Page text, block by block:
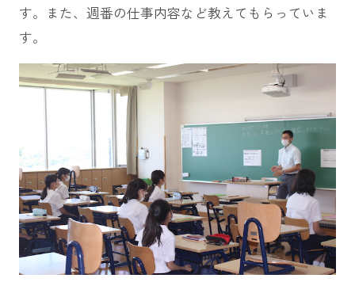
す。また、週番の仕事内容など教えてもらっていま
す。